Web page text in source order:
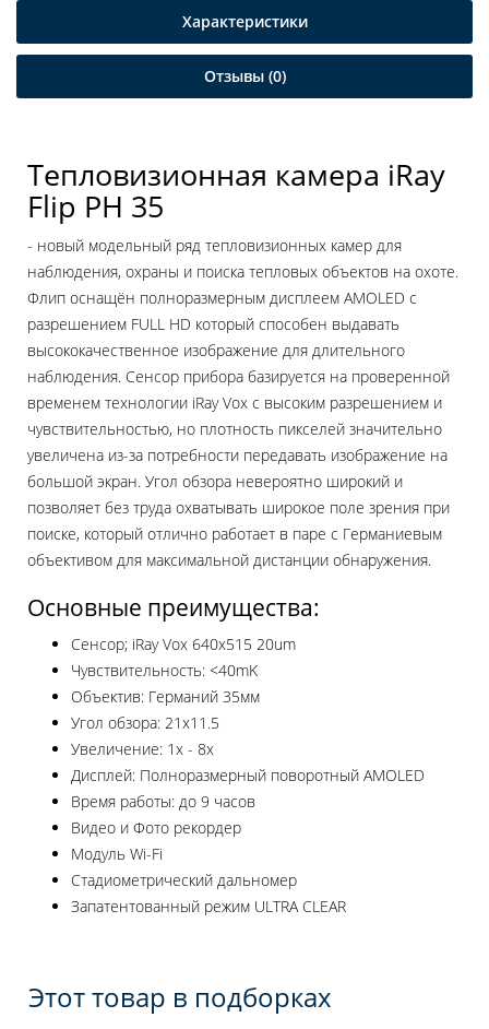
Характеристики
Отзывы (0)
Тепловизионная камера iRay
Flip PH 35
- новый модельный ряд тепловизионных камер для
наблюдения, охраны и поиска тепловых объектов на охоте.
Флип оснащён полноразмерным дисплеем AMOLED с
разрешением FULL HD который способен выдавать
высококачественное изображение для длительного
наблюдения. Сенсор прибора базируется на проверенной
временем технологии iRay Vox с высоким разрешением и
чувствительностью, но плотность пикселей значительно
увеличена из-за потребности передавать изображение на
большой экран. Угол обзора невероятно широкий и
позволяет без труда охватывать широкое поле зрения при
поиске, который отлично работает в паре с Германиевым
объективом для максимальной дистанции обнаружения.
Основные преимущества:
Сенсор; iRay Vox 640x515 20um
Чувствительность: <40mK
Объектив: Германий 35мм
Угол обзора: 21x11.5
Увеличение: 1x - 8x
Дисплей: Полноразмерный поворотный AMOLED
Время работы: до 9 часов
Видео и Фото рекордер
Модуль Wi-Fi
Стадиометрический дальномер
Запатентованный режим ULTRA CLEAR
Этот товар в подборках